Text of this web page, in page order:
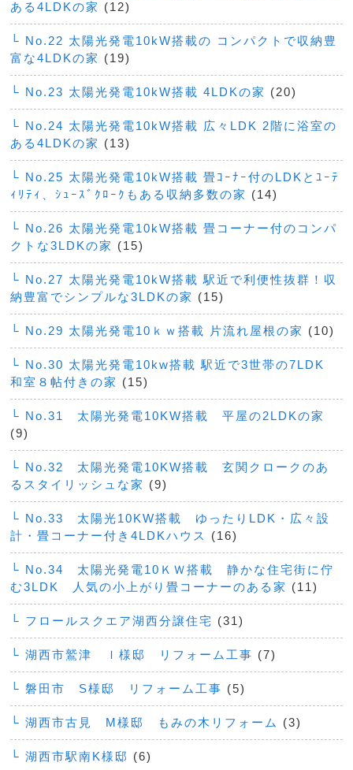
ある4LDKの家 (12)
└ No.22 太陽光発電10kW搭載の コンパクトで収納豊
富な4LDKの家 (19)
└ No.23 太陽光発電10kW搭載 4LDKの家 (20)
└ No.24 太陽光発電10kW搭載 広々LDK 2階に浴室の
ある4LDKの家 (13)
└ No.25 太陽光発電10kW搭載 畳ｺｰﾅｰ付のLDKとﾕｰﾃ
ｨﾘﾃｨ、ｼｭｰｽﾞｸﾛｰｸもある収納多数の家 (14)
└ No.26 太陽光発電10kW搭載 畳コーナー付のコンパ
クトな3LDKの家 (15)
└ No.27 太陽光発電10kW搭載 駅近で利便性抜群！収
納豊富でシンプルな3LDKの家 (15)
└ No.29 太陽光発電10ｋｗ搭載 片流れ屋根の家 (10)
└ No.30 太陽光発電10kw搭載 駅近で3世帯の7LDK
和室８帖付きの家 (15)
└ No.31 太陽光発電10KW搭載 平屋の2LDKの家
(9)
└ No.32 太陽光発電10KW搭載 玄関クロークのあ
るスタイリッシュな家 (9)
└ No.33 太陽光10KW搭載 ゆったりLDK・広々設
計・畳コーナー付き4LDKハウス
(16)
└ No.34 太陽光発電10ＫＷ搭載 静かな住宅街に佇
む3LDK 人気の小上がり畳コーナーのある家 (11)
└ フロールスクエア湖西分譲住宅 (31)
└ 湖西市鷲津 Ｉ様邸 リフォーム工事 (7)
└ 磐田市 S様邸 リフォーム工事 (5)
└ 湖西市古見 M様邸 もみの木リフォーム (3)
└ 湖西市駅南K様邸 (6)